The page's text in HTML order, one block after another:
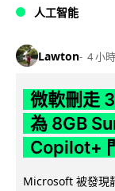
人工智能
Lawton 4 小時
微軟刪走
為 8GB
Copilot+
Microsoft 被發現